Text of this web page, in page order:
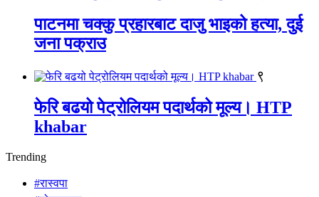
पाटनमा चक्कु प्रहारबाट दाजु भाइको हत्या, दुई
जना पक्राउ
९
फेरि बढयो पेट्रोलियम पदार्थको मूल्य। HTP
khabar
Trending
#रास्वपा